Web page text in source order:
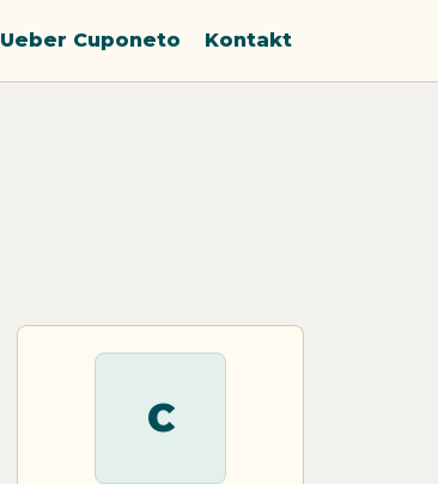
Ueber Cuponeto Kontakt
C